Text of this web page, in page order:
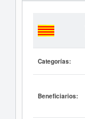
Categorías:
Beneficiarios: